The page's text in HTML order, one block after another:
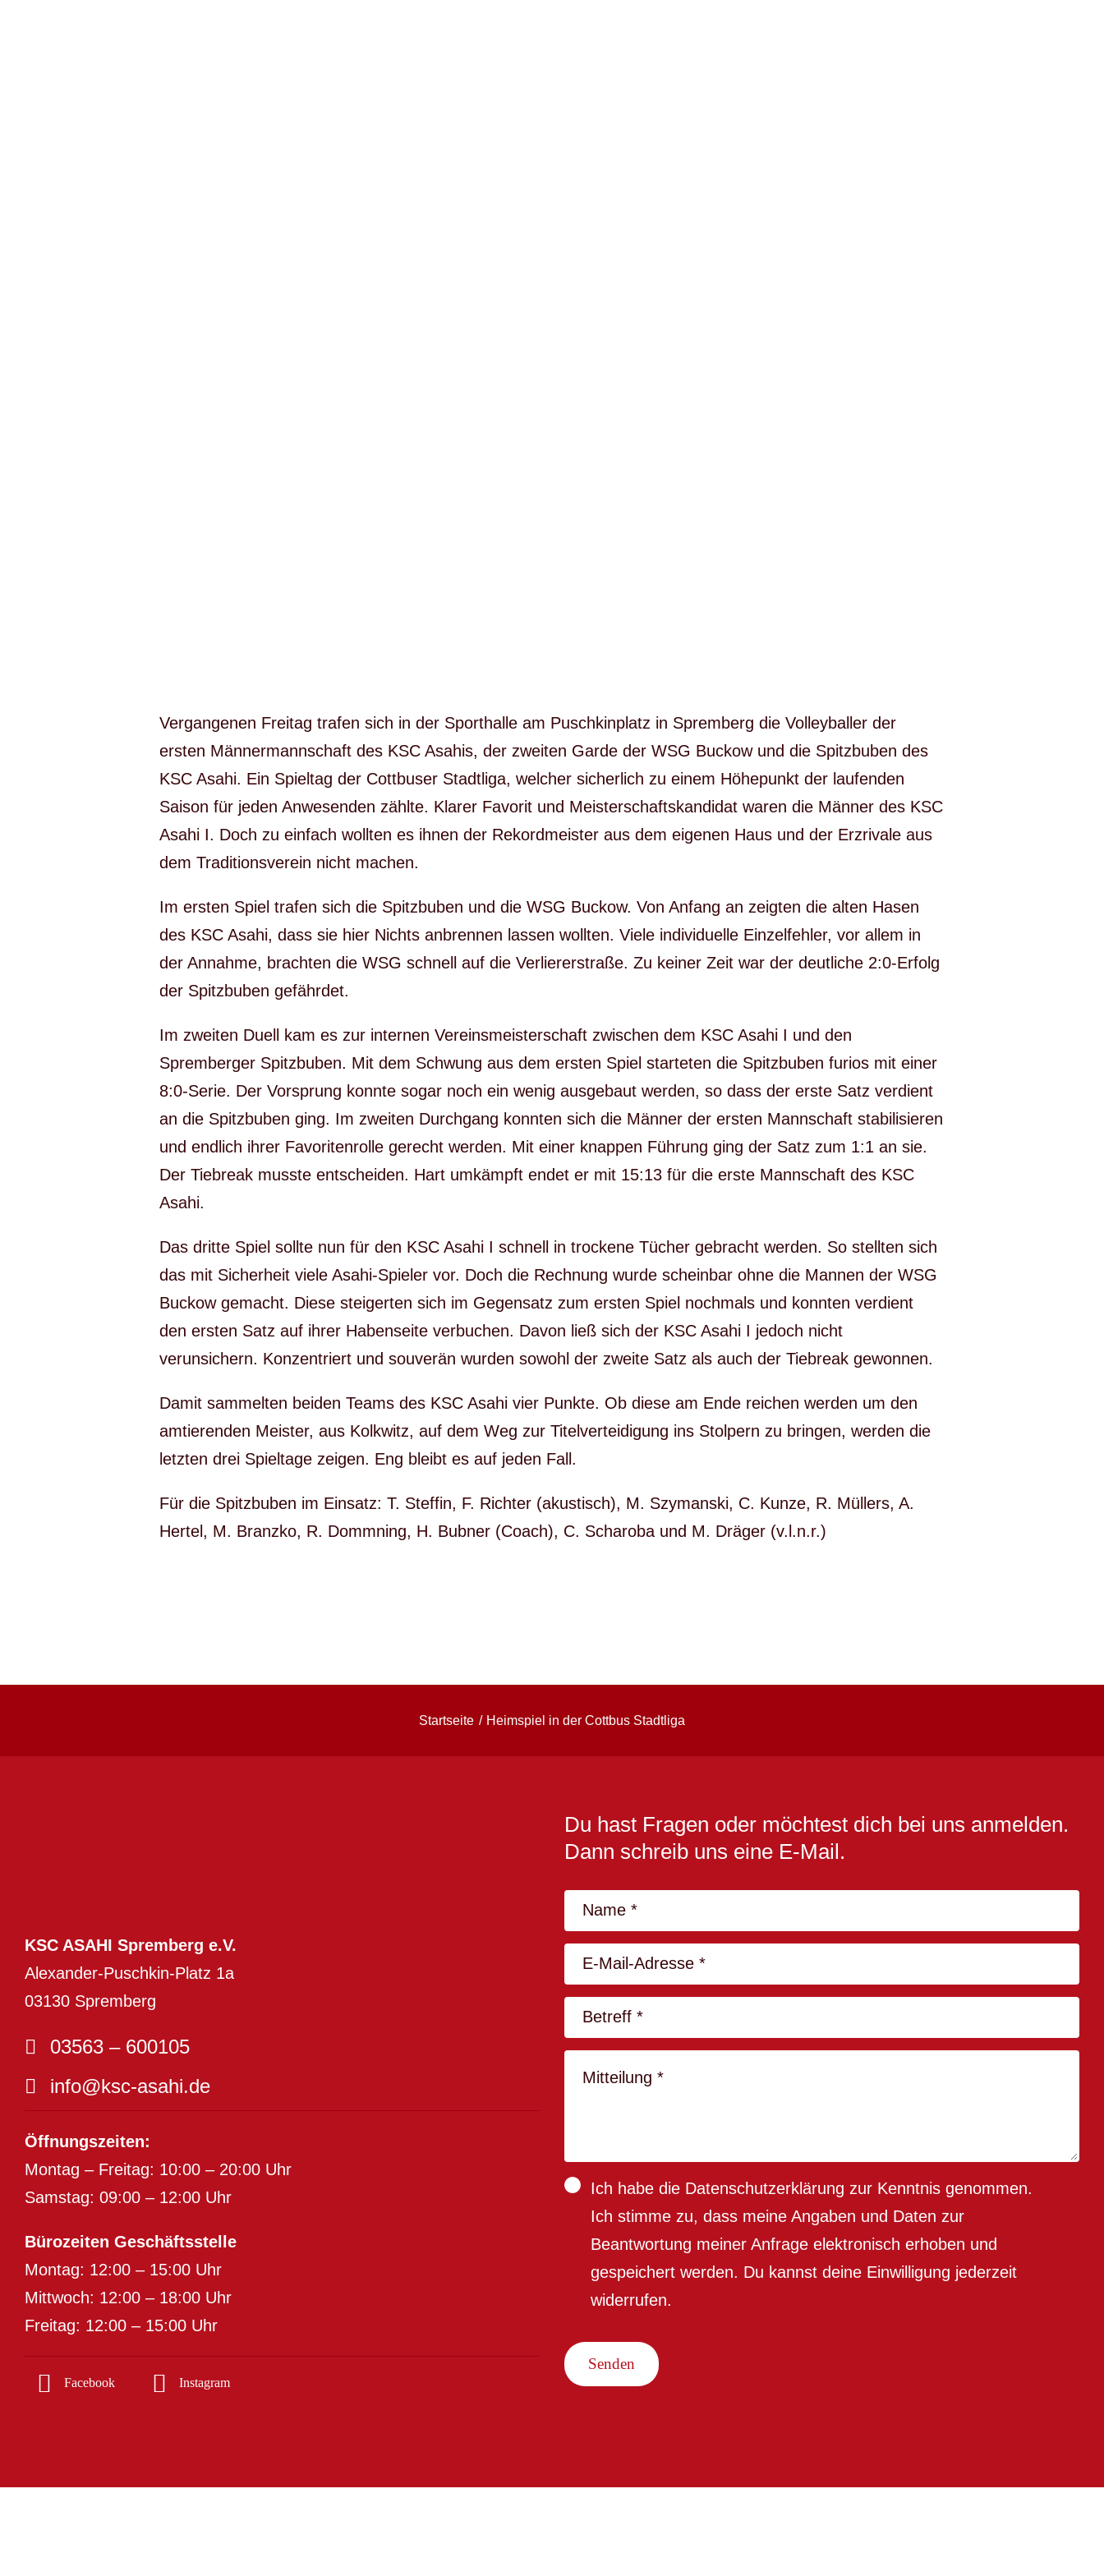
Vergangenen Freitag trafen sich in der Sporthalle am Puschkinplatz in Spremberg die Volleyballer der
ersten Männermannschaft des KSC Asahis, der zweiten Garde der WSG Buckow und die Spitzbuben des
KSC Asahi. Ein Spieltag der Cottbuser Stadtliga, welcher sicherlich zu einem Höhepunkt der laufenden
Saison für jeden Anwesenden zählte. Klarer Favorit und Meisterschaftskandidat waren die Männer des KSC
Asahi I. Doch zu einfach wollten es ihnen der Rekordmeister aus dem eigenen Haus und der Erzrivale aus
dem Traditionsverein nicht machen.
Im ersten Spiel trafen sich die Spitzbuben und die WSG Buckow. Von Anfang an zeigten die alten Hasen
des KSC Asahi, dass sie hier Nichts anbrennen lassen wollten. Viele individuelle Einzelfehler, vor allem in
der Annahme, brachten die WSG schnell auf die Verliererstraße. Zu keiner Zeit war der deutliche 2:0-Erfolg
der Spitzbuben gefährdet.
Im zweiten Duell kam es zur internen Vereinsmeisterschaft zwischen dem KSC Asahi I und den
Spremberger Spitzbuben. Mit dem Schwung aus dem ersten Spiel starteten die Spitzbuben furios mit einer
8:0-Serie. Der Vorsprung konnte sogar noch ein wenig ausgebaut werden, so dass der erste Satz verdient
an die Spitzbuben ging. Im zweiten Durchgang konnten sich die Männer der ersten Mannschaft stabilisieren
und endlich ihrer Favoritenrolle gerecht werden. Mit einer knappen Führung ging der Satz zum 1:1 an sie.
Der Tiebreak musste entscheiden. Hart umkämpft endet er mit 15:13 für die erste Mannschaft des KSC
Asahi.
Das dritte Spiel sollte nun für den KSC Asahi I schnell in trockene Tücher gebracht werden. So stellten sich
das mit Sicherheit viele Asahi-Spieler vor. Doch die Rechnung wurde scheinbar ohne die Mannen der WSG
Buckow gemacht. Diese steigerten sich im Gegensatz zum ersten Spiel nochmals und konnten verdient
den ersten Satz auf ihrer Habenseite verbuchen. Davon ließ sich der KSC Asahi I jedoch nicht
verunsichern. Konzentriert und souverän wurden sowohl der zweite Satz als auch der Tiebreak gewonnen.
Damit sammelten beiden Teams des KSC Asahi vier Punkte. Ob diese am Ende reichen werden um den
amtierenden Meister, aus Kolkwitz, auf dem Weg zur Titelverteidigung ins Stolpern zu bringen, werden die
letzten drei Spieltage zeigen. Eng bleibt es auf jeden Fall.
Für die Spitzbuben im Einsatz: T. Steffin, F. Richter (akustisch), M. Szymanski, C. Kunze, R. Müllers, A.
Hertel, M. Branzko, R. Dommning, H. Bubner (Coach), C. Scharoba und M. Dräger (v.l.n.r.)
Startseite Heimspiel in der Cottbus Stadtliga
KSC ASAHI Spremberg e.V.
Alexander-Puschkin-Platz 1a
03130 Spremberg
03563 – 600105
info@ksc-asahi.de
Öffnungszeiten:
Montag – Freitag: 10:00 – 20:00 Uhr
Samstag: 09:00 – 12:00 Uhr
Bürozeiten Geschäftsstelle
Montag: 12:00 – 15:00 Uhr
Mittwoch: 12:00 – 18:00 Uhr
Freitag: 12:00 – 15:00 Uhr
Facebook Instagram
Du hast Fragen oder möchtest dich bei uns anmelden.
Dann schreib uns eine E-Mail.
Ich habe die Datenschutzerklärung zur Kenntnis genommen.
Ich stimme zu, dass meine Angaben und Daten zur
Beantwortung meiner Anfrage elektronisch erhoben und
gespeichert werden. Du kannst deine Einwilligung jederzeit
widerrufen.
Senden